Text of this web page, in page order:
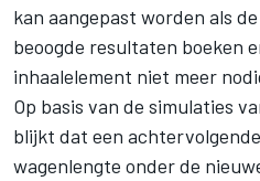
kan aangepast worden als
beoogde resultaten boeken
inhaalelement niet meer
Op basis van de simulaties
blijkt dat een
wagenlengte onder de